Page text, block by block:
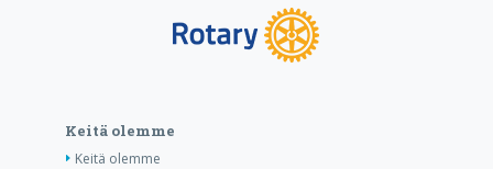
Keitä olemme
Keitä olemme